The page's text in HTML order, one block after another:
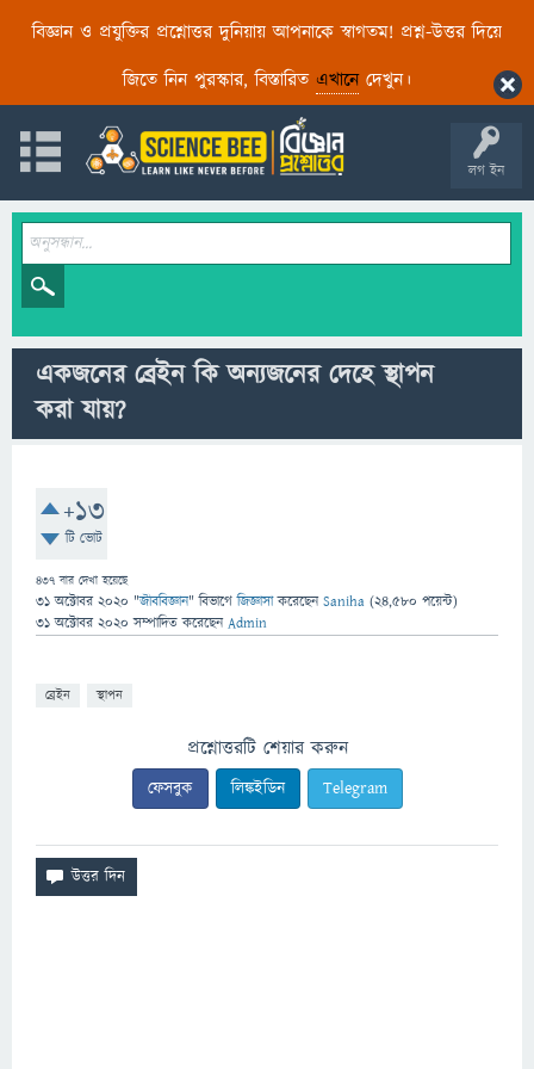
বিজ্ঞান ও প্রযুক্তির প্রশ্নোত্তর দুনিয়ায় আপনাকে স্বাগতম! প্রশ্ন-উত্তর দিয়ে
জিতে নিন পুরস্কার, বিস্তারিত এখানেদেখুন।
লগ ইন
একজনের ব্রেইন কি অন্যজনের দেহে স্থাপন
করা যায়?
+13
টি ভোট
437 বার দেখা হয়েছে
31 অক্টোবর 2020 "জীববিজ্ঞান" বিভাগে জিজ্ঞাসাকরেছেনSaniha (24,580 পয়েন্ট)
31 অক্টোবর 2020 সম্পাদিত করেছেনAdmin
ব্রেইন স্থাপন
প্রশ্নোত্তরটি শেয়ার করুন
ফেসবুক লিঙ্কইডিন Telegram